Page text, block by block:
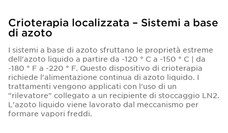
Crioterapia localizzata – Sistemi a base
di azoto
I sistemi a base di azoto sfruttano le proprietà estreme
dell'azoto liquido a partire da -120 ° C a -150 ° C | da
-180 ° F a -220 ° F. Questo dispositivo di crioterapia
richiede l'alimentazione continua di azoto liquido. I
trattamenti vengono applicati con l'uso di un
"rilevatore" collegato a un recipiente di stoccaggio LN2.
L'azoto liquido viene lavorato dal meccanismo per
formare vapori freddi.